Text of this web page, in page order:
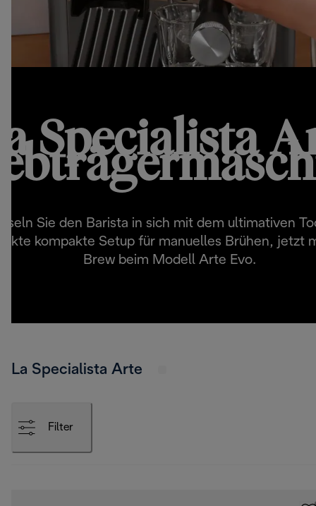
Specialista
Sie den Barista in sich mit dem ultimativen
kompakte Setup für manuelles Brühen, jetzt
Brew beim Modell Arte Evo.
La Specialista Arte
Filter